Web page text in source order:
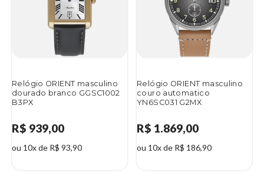
Relógio ORIENT masculino
dourado branco GGSC1002
B3PX
R$ 939,00
ou 10x de R$ 93,90
Relógio ORIENT masculino
couro automatico
YN6SC031 G2MX
R$ 1.869,00
ou 10x de R$ 186,90